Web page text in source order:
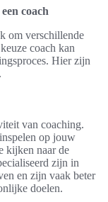
coach
om verschillende
coach kan
Hier zijn
van coaching.
op jouw
kijken naar de
zijn in
en zijn vaak beter
doelen.